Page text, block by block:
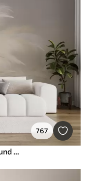
767
Weiche, flauschige Gräser in Beige und Grau